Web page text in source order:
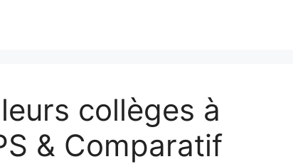
collèges à
& Comparatif